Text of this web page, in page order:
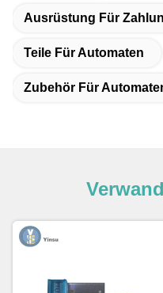
Ausrüstung Für
Teile Für Automaten
Zubehör Für